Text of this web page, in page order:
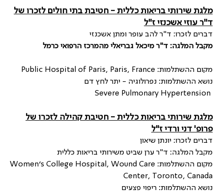
מלגת שירותי בריאות כללית - חטיבת בתי חולים לזכרו של
ד"ר עוזי אשכנזי ז"ל
דברים לזכרו: ד"ר להב עופר ומתן אשכנזי
מקבל המלגה: ד"ר מיכאל גבריאלי מהמרכז הרפואי כרמל
מקום ההשתלמות: Public Hospital of Paris, Paris, France
נושא ההשתלמות: נפרולוגיה - יתר לחץ דם
Severe Pulmonary Hypertension
מלגת שירותי בריאות כללית - חטיבת קהילה לזכרו של
פרופ' דני ורדי ז"ל
דברים לזכרו: יונתן שיאון
מקבל המלגה: ד"ר ערן שביט משירותי בריאות כללית
מקום ההשתלמות: Women’s College Hospital, Wound Care
Center, Toronto, Canada
נושא ההשתלמות: ריפוי פצעים